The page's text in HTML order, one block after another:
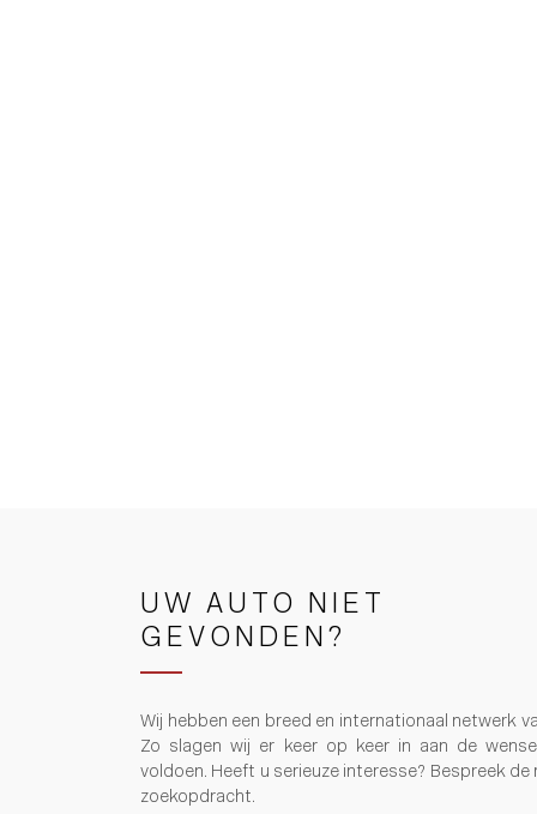
UW AUTO NIET
GEVONDEN?
Wij hebben een breed en internationaal netwerk
Zo slagen wij er keer op keer in aan de
voldoen. Heeft u serieuze interesse? Bespreek de
zoekopdracht.